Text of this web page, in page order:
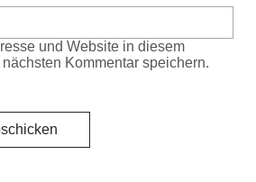
und Website in diesem
Kommentar speichern.